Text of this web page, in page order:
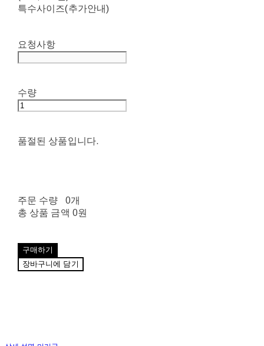
특수사이즈(추가안내)
요청사항
수량
품절된 상품입니다.
주문 수량
0개
총 상품 금액 0원
구매하기
장바구니에 담기